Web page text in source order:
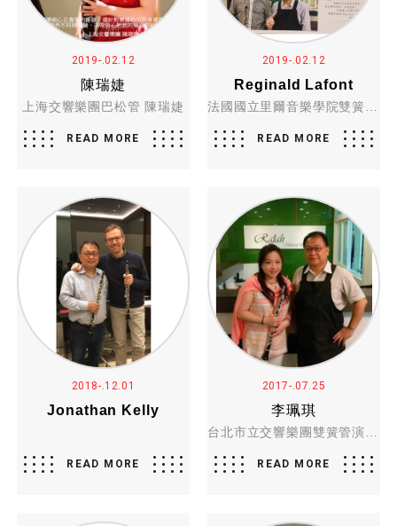
2019-.02.12
陳瑞婕
上海交響樂團巴松管 陳瑞婕
READ MORE
2019-.02.12
Reginald Lafont
READ MORE
2018-.12.01
Jonathan Kelly
READ MORE
2017-.07.25
李珮琪
READ MORE